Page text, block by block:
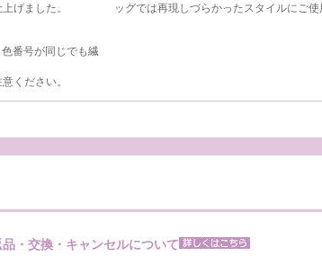
げました。
番号が同じでも繊
ください。
ッグでは再現しづらかったスタイルにご使
品・交換・キャンセルについて